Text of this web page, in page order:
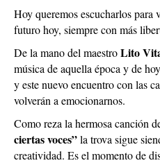
Hoy queremos escucharlos para
futuro hoy, siempre con más
De la mano del maestroLito
música de aquella época y de
y este nuevo encuentro con las
volverán a emocionarnos.
Como reza la hermosa canción
ciertas voces”la trova sigue
creatividad. Es el momento de